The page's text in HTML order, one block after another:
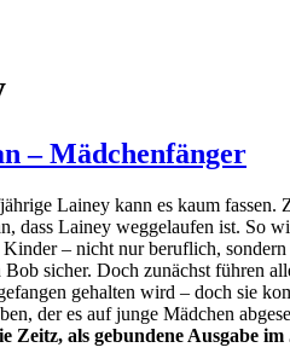
– Mädchenfänger
Lainey kann es kaum
dass Lainey weggelaufen ist. So
– nicht nur beruflich,
sicher. Doch zunächst führen
gehalten wird – doch sie
der es auf junge Mädchen
Zeitz, als gebundene Ausgabe